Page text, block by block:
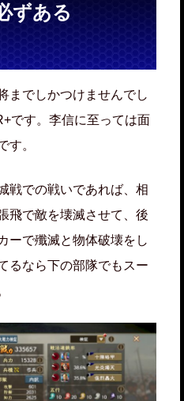
ずある
までしかつけませんでし
です。李信に至っては面
す。
戦での戦いであれば、相
飛で敵を壊滅させて、後
ーで殲滅と物体破壊をし
るなら下の部隊でもスー